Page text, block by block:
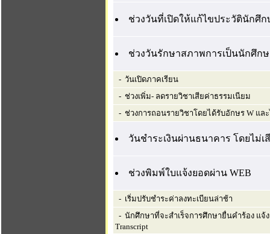
ช่วงวันที่เปิดให้แก้ไขประวัตินักศึก
ช่วงวันรักษาสภาพการเป็นนักศึก
- วันเปิดภาคเรียน
- ช่วงเพิ่ม- ลดรายวิชาเสียค่าธรรมเนียม
- ช่วงการถอนรายวิชาโดยได้รับอักษร W แล
วันชำระเงินผ่านธนาคาร โดยไม่เ
ช่วงพิมพ์ใบแจ้งยอดผ่าน WEB
- เริ่มปรับชำระค่าลงทะเบียนล่าช้า
- นักศึกษาที่จะสำเร็จการศึกษายื่นคำร้อง แ
Transcript